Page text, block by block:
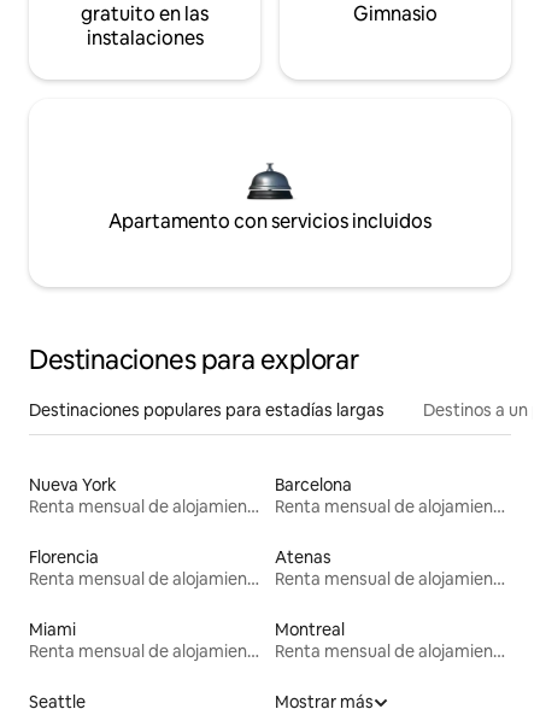
gratuito en las
instalaciones
Gimnasio
Apartamento con servicios incluidos
Destinaciones para explorar
Destinaciones populares para estadías largas Destinos a un
Nueva York
Renta mensual de alojamientos
Barcelona
Renta mensual de alojamientos
Florencia
Renta mensual de alojamientos
Atenas
Renta mensual de alojamientos
Miami
Renta mensual de alojamientos
Montreal
Renta mensual de alojamientos
Seattle
Mostrar más